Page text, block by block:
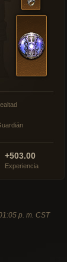
+503.00
Experiencia
p. m. CST